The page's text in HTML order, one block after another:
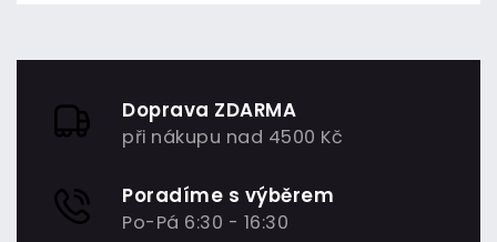
Doprava ZDARMA
při nákupu nad 4500 Kč
Poradíme s výběrem
Po-Pá 6:30 - 16:30